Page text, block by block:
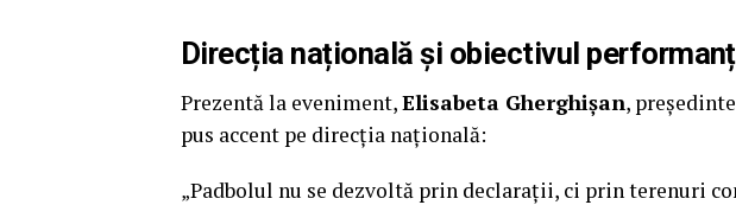
Direcția națională și obiectivul
Prezentă la eveniment,Elisabeta Gherghișan,
pus accent pe direcția națională:
„Padbolul nu se dezvoltă prin declarații, ci prin terenuri